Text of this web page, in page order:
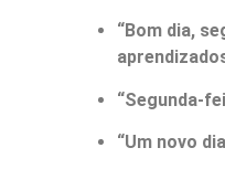
“Bom dia,
“Segunda-
“Um novo